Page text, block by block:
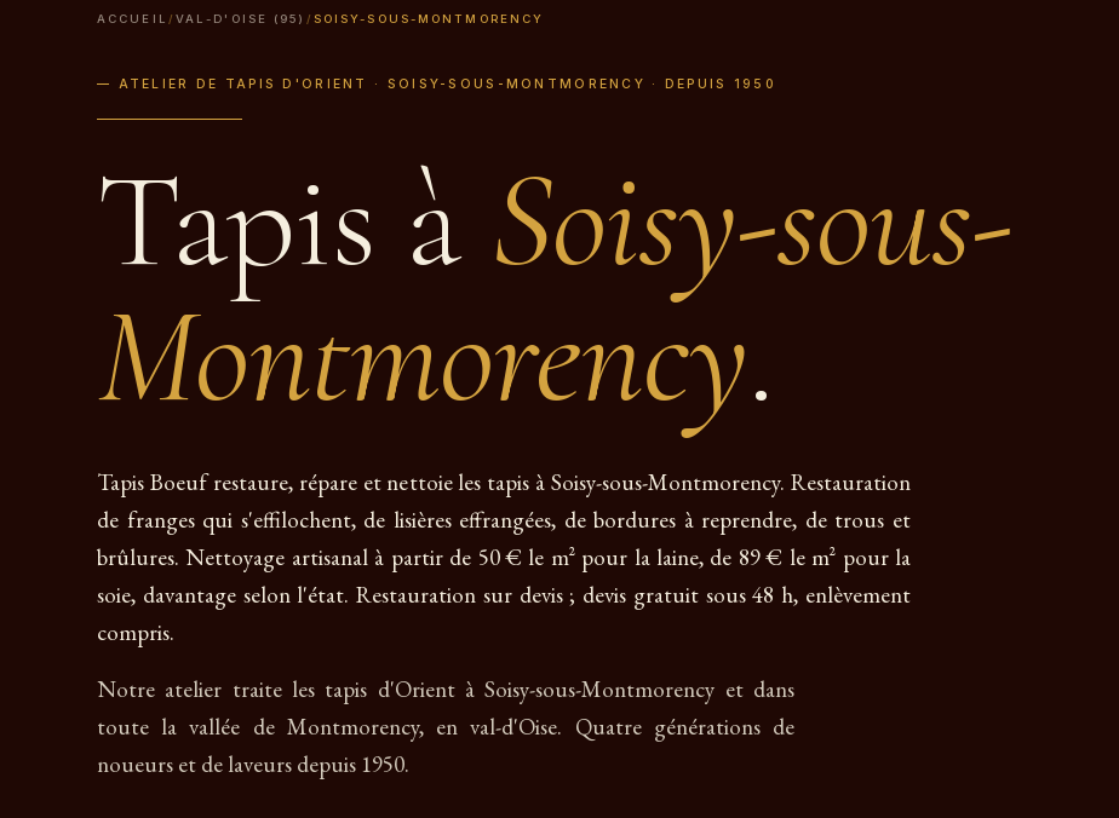
ACCUEIL / VAL-D'OISE (95) / SOISY-SOUS-MONTMORENCY
— ATELIER DE TAPIS D'ORIENT · SOISY-SOUS-MONTMORENCY · DEPUIS 1950
Tapis à Soisy-sous-
Montmorency.
Tapis Boeuf restaure, répare et nettoie les tapis à Soisy-sous-Montmorency. Restauration
de franges qui s'effilochent, de lisières effrangées, de bordures à reprendre, de trous et
brûlures. Nettoyage artisanal à partir de 50 € le m² pour la laine, de 89 € le m² pour la
soie, davantage selon l'état. Restauration sur devis ; devis gratuit sous 48 h, enlèvement
compris.
Notre atelier traite les tapis d'Orient à Soisy-sous-Montmorency et dans
toute la vallée de Montmorency, en val-d'Oise. Quatre générations de
noueurs et de laveurs depuis 1950.